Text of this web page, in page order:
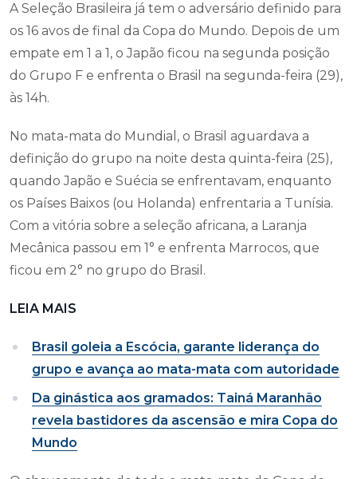
A Seleção Brasileira já tem o adversário definido para
os 16 avos de final da Copa do Mundo. Depois de um
empate em 1 a 1, o Japão ficou na segunda posição
do Grupo F e enfrenta o Brasil na segunda-feira (29),
às 14h.
No mata-mata do Mundial, o Brasil aguardava a
definição do grupo na noite desta quinta-feira (25),
quando Japão e Suécia se enfrentavam, enquanto
os Países Baixos (ou Holanda) enfrentaria a Tunísia.
Com a vitória sobre a seleção africana, a Laranja
Mecânica passou em 1° e enfrenta Marrocos, que
ficou em 2° no grupo do Brasil.
LEIA MAIS
Brasil goleia a Escócia, garante liderança do
grupo e avança ao mata-mata com autoridade
Da ginástica aos gramados: Tainá Maranhão
revela bastidores da ascensão e mira Copa do
Mundo